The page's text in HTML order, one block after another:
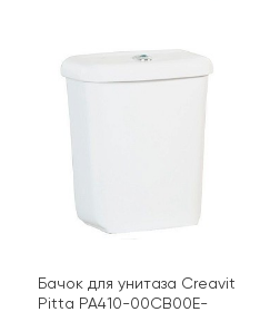
Бачок для унитаза Creavit
Pitta PA410-00CB00E-